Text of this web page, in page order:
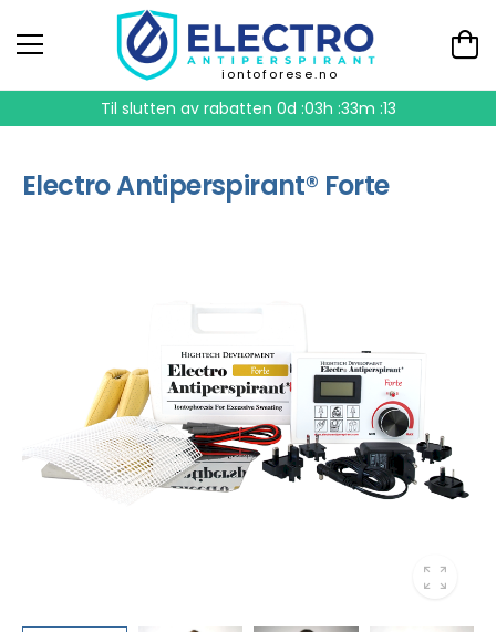
iontoforese.no
Til slutten av rabatten 0d :03h :33m :13
Electro Antiperspirant® Forte